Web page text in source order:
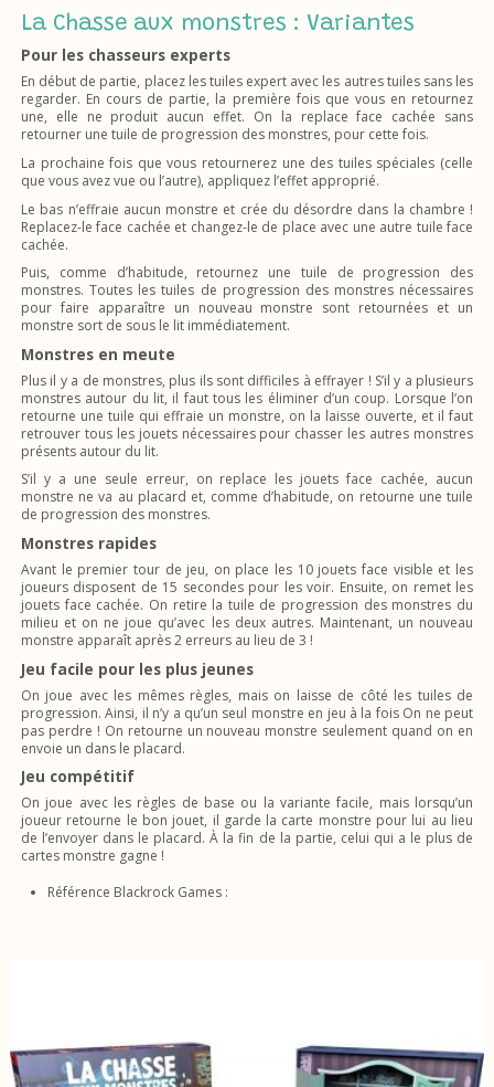
La Chasse aux monstres : Variantes
Pour les chasseurs experts
En début de partie, placez les tuiles expert avec les autres tuiles sans les
regarder. En cours de partie, la première fois que vous en retournez
une, elle ne produit aucun effet. On la replace face cachée sans
retourner une tuile de progression des monstres, pour cette fois.
La prochaine fois que vous retournerez une des tuiles spéciales (celle
que vous avez vue ou l’autre), appliquez l’effet approprié.
Le bas n’effraie aucun monstre et crée du désordre dans la chambre !
Replacez-le face cachée et changez-le de place avec une autre tuile face
cachée.
Puis, comme d’habitude, retournez une tuile de progression des
monstres. Toutes les tuiles de progression des monstres nécessaires
pour faire apparaître un nouveau monstre sont retournées et un
monstre sort de sous le lit immédiatement.
Monstres en meute
Plus il y a de monstres, plus ils sont difficiles à effrayer ! S’il y a plusieurs
monstres autour du lit, il faut tous les éliminer d’un coup. Lorsque l’on
retourne une tuile qui effraie un monstre, on la laisse ouverte, et il faut
retrouver tous les jouets nécessaires pour chasser les autres monstres
présents autour du lit.
S’il y a une seule erreur, on replace les jouets face cachée, aucun
monstre ne va au placard et, comme d’habitude, on retourne une tuile
de progression des monstres.
Monstres rapides
Avant le premier tour de jeu, on place les 10 jouets face visible et les
joueurs disposent de 15 secondes pour les voir. Ensuite, on remet les
jouets face cachée. On retire la tuile de progression des monstres du
milieu et on ne joue qu’avec les deux autres. Maintenant, un nouveau
monstre apparaît après 2 erreurs au lieu de 3 !
Jeu facile pour les plus jeunes
On joue avec les mêmes règles, mais on laisse de côté les tuiles de
progression. Ainsi, il n’y a qu’un seul monstre en jeu à la fois On ne peut
pas perdre ! On retourne un nouveau monstre seulement quand on en
envoie un dans le placard.
Jeu compétitif
On joue avec les règles de base ou la variante facile, mais lorsqu’un
joueur retourne le bon jouet, il garde la carte monstre pour lui au lieu
de l’envoyer dans le placard. À la fin de la partie, celui qui a le plus de
cartes monstre gagne !
Référence Blackrock Games :